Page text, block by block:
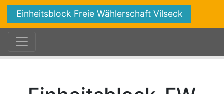
Einheitsblock Freie Wählerschaft Vilseck